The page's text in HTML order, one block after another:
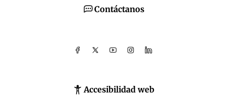
Contáctanos
Accesibilidad web